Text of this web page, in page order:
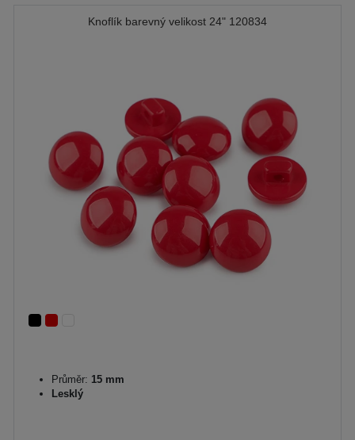
Knoflík barevný velikost 24" 120834
Průměr: 15 mm
Lesklý